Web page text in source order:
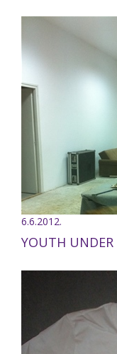
6.6.2012.
YOUTH